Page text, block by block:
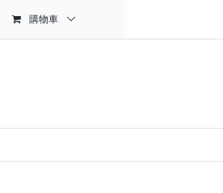
購物車